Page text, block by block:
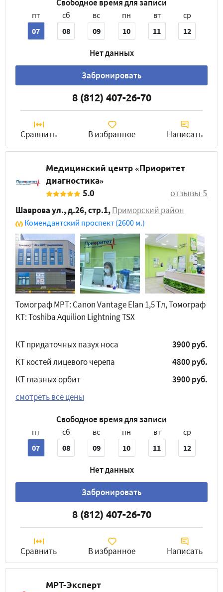
Свободное время для записи
пт
07
сб
08
вс
09
пн
10
вт
11
ср
12
Нет данных
Забронировать
8 (812) 407-26-70
Сравнить В избранное Написать
Медицинский центр «Приоритет
диагностика»
5.0
отзывы 5
Шаврова ул., д.26, стр.1,Приморский район
Комендантский проспект (2600 м.)
Томограф МРТ: Canon Vantage Elan 1,5 Tл, Томограф
КТ: Toshiba Aquilion Lightning TSX
КТ придаточных пазух носа
3900 руб.
КТ костей лицевого черепа
4800 руб.
КТ глазных орбит
3900 руб.
смотреть все цены
Свободное время для записи
пт
07
сб
08
вс
09
пн
10
вт
11
ср
12
Нет данных
Забронировать
8 (812) 407-26-70
Сравнить В избранное Написать
МРТ-Эксперт